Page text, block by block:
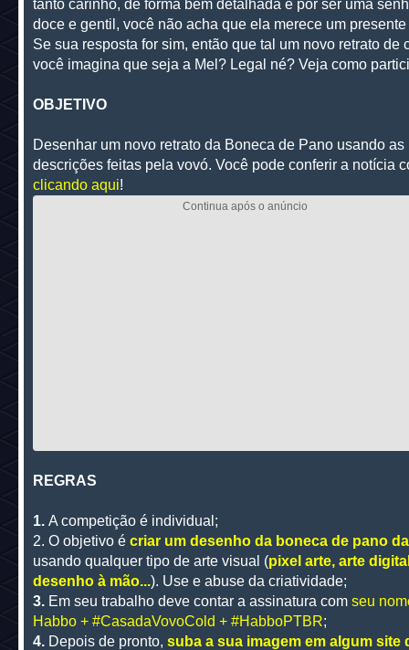
tanto carinho, de forma bem detalhada e por ser uma
doce e gentil, você não acha que ela merece um
Se sua resposta for sim, então que tal um novo retrato de
você imagina que seja a Mel? Legal né? Veja como
OBJETIVO
Desenhar um novo retrato da Boneca de Pano usando as
descrições feitas pela vovó. Você pode conferir a notícia
clicando aqui!
REGRAS
1. A competição é individual;
2. O objetivo écriar um desenho da boneca de pano
usando qualquer tipo de arte visual (pixel arte, arte
desenho à mão...). Use e abuse da criatividade;
3. Em seu trabalho deve contar a assinatura com seu
Habbo + #CasadaVovoCold + #HabboPTBR;
4.Depois de pronto, suba a sua imagem em algum site